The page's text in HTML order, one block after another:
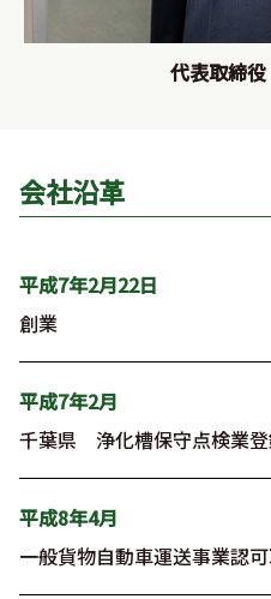
代表取締
会社沿革
平成7年2月22日
創業
平成7年2月
千葉県 浄化槽保守点検業
平成8年4月
一般貨物自動車運送事業認